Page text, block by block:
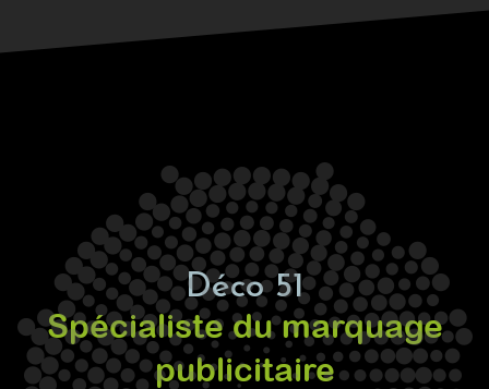
Déco 51
Spécialiste du marquage
publicitaire